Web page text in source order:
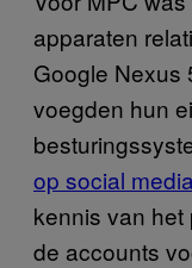
apparaten
Google Nexus
voegden hun
op social media
kennis van
de accounts